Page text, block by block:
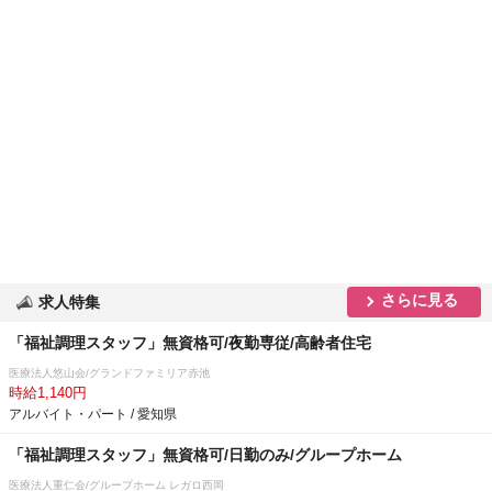
求人特集 さらに見る
「福祉調理スタッフ」無資格可/夜勤専従/高齢者住宅
医療法人悠山会/グランドファミリア赤池
時給1,140円
アルバイト・パート / 愛知県
「福祉調理スタッフ」無資格可/日勤のみ/グループホーム
医療法人重仁会/グループホーム レガロ西岡